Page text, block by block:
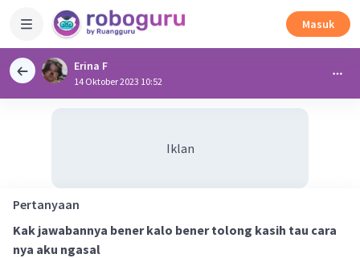
Masuk
Erina F
14 Oktober 2023 10:52
Iklan
Pertanyaan
Kak jawabannya bener kalo bener tolong kasih tau cara
nya aku ngasal